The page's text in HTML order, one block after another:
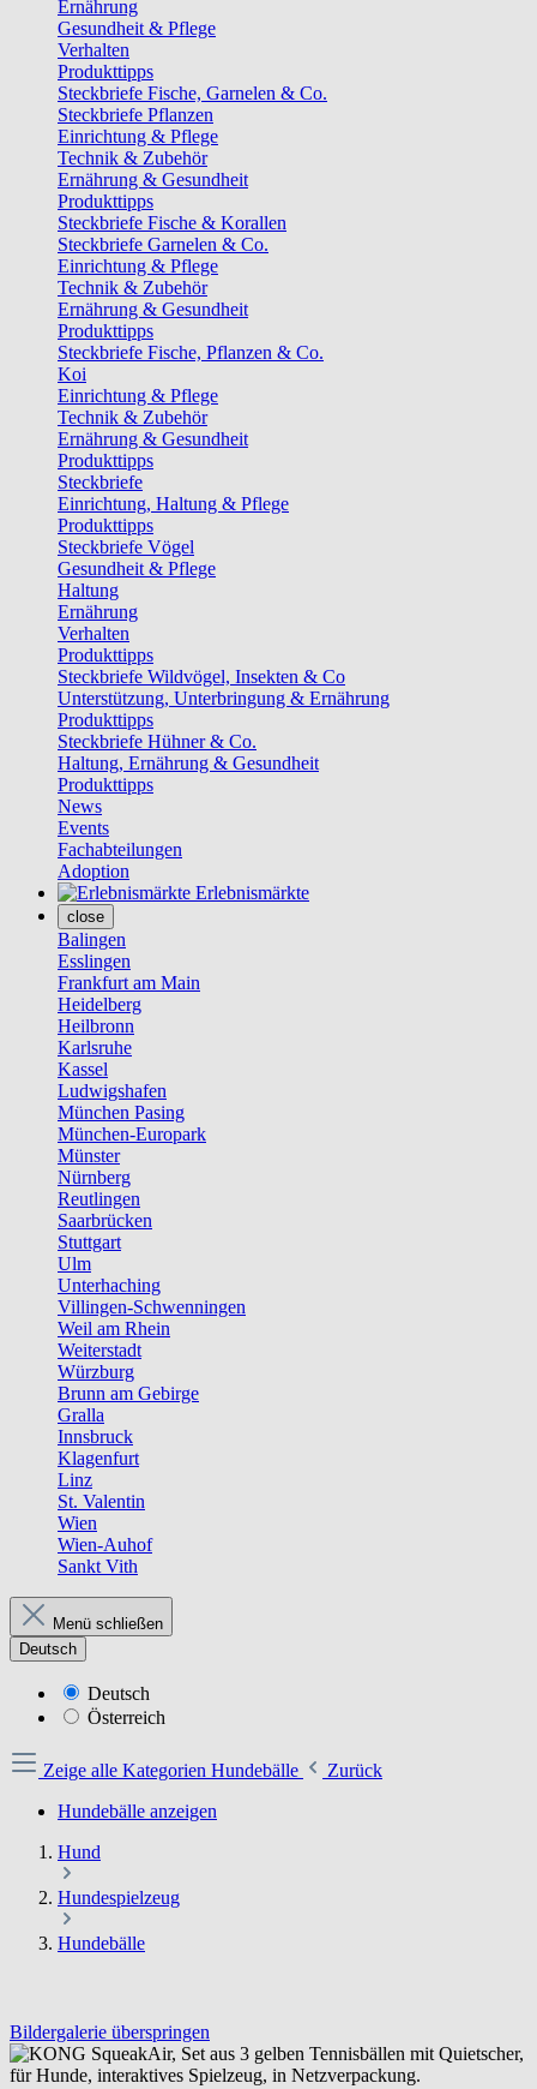
Ernährung
Gesundheit & Pflege
Verhalten
Produkttipps
Steckbriefe Fische, Garnelen & Co.
Steckbriefe Pflanzen
Einrichtung & Pflege
Technik & Zubehör
Ernährung & Gesundheit
Produkttipps
Steckbriefe Fische & Korallen
Steckbriefe Garnelen & Co.
Einrichtung & Pflege
Technik & Zubehör
Ernährung & Gesundheit
Produkttipps
Steckbriefe Fische, Pflanzen & Co.
Koi
Einrichtung & Pflege
Technik & Zubehör
Ernährung & Gesundheit
Produkttipps
Steckbriefe
Einrichtung, Haltung & Pflege
Produkttipps
Steckbriefe Vögel
Gesundheit & Pflege
Haltung
Ernährung
Verhalten
Produkttipps
Steckbriefe Wildvögel, Insekten & Co
Unterstützung, Unterbringung & Ernährung
Produkttipps
Steckbriefe Hühner & Co.
Haltung, Ernährung & Gesundheit
Produkttipps
News
Events
Fachabteilungen
Adoption
Erlebnismärkte
close
Balingen
Esslingen
Frankfurt am Main
Heidelberg
Heilbronn
Karlsruhe
Kassel
Ludwigshafen
München Pasing
München-Europark
Münster
Nürnberg
Reutlingen
Saarbrücken
Stuttgart
Ulm
Unterhaching
Villingen-Schwenningen
Weil am Rhein
Weiterstadt
Würzburg
Brunn am Gebirge
Gralla
Innsbruck
Klagenfurt
Linz
St. Valentin
Wien
Wien-Auhof
Sankt Vith
Menü schließen
Deutsch
Deutsch
Österreich
Zeige alle Kategorien Hundebälle
Zurück
Hundebälle anzeigen
Hund
Hundespielzeug
Hundebälle
Bildergalerie überspringen